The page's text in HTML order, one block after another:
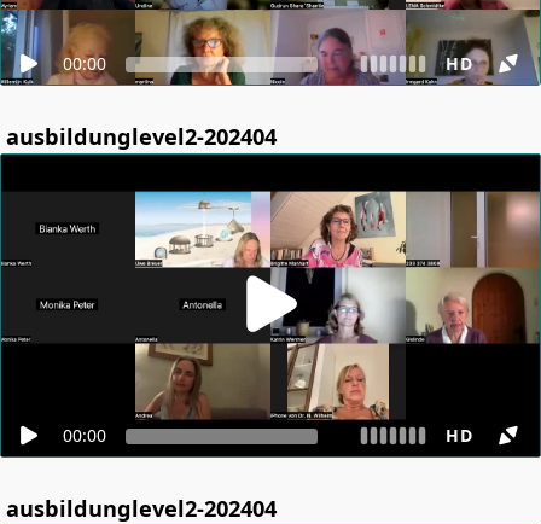
00:00 HD
ausbildunglevel2-202404
00:00 HD
ausbildunglevel2-202404